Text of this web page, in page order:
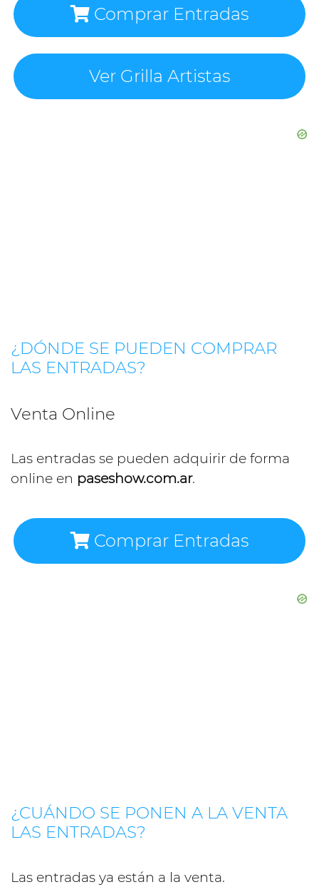
Comprar Entradas
Ver Grilla Artistas
¿DÓNDE SE PUEDEN COMPRAR
LAS ENTRADAS?
Venta Online
Las entradas se pueden adquirir de forma
online en paseshow.com.ar.
Comprar Entradas
¿CUÁNDO SE PONEN A LA VENTA
LAS ENTRADAS?
Las entradas ya están a la venta.